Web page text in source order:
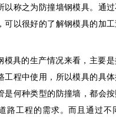
以称之为防撞墙钢模具。通
可以很好的了解钢模具的加
模具的生产情况来看，主要
工程中使用，所以模具的具
是何种类型的防撞墙，都会
路工程的需求。而且通过不